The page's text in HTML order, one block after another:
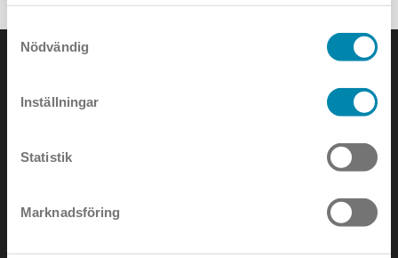
Samtyckesval
Nödvändig
Inställningar
Statistik
Marknadsföring
08-442 90 00